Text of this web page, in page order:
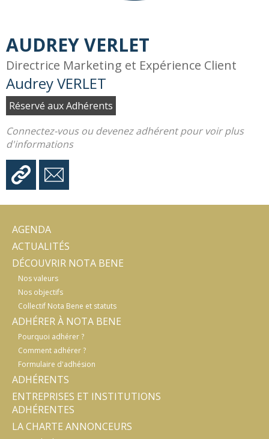
AUDREY VERLET
Directrice Marketing et Expérience Client
Audrey VERLET
Réservé aux Adhérents
Connectez-vous ou devenez adhérent pour voir plus
d'informations
AGENDA
ACTUALITÉS
DÉCOUVRIR NOTA BENE
Nos valeurs
Nos objectifs
Collectif Nota Bene et statuts
ADHÉRER À NOTA BENE
Pourquoi adhérer ?
Comment adhérer ?
Formulaire d'adhésion
ADHÉRENTS
ENTREPRISES ET INSTITUTIONS
ADHÉRENTES
LA CHARTE ANNONCEURS